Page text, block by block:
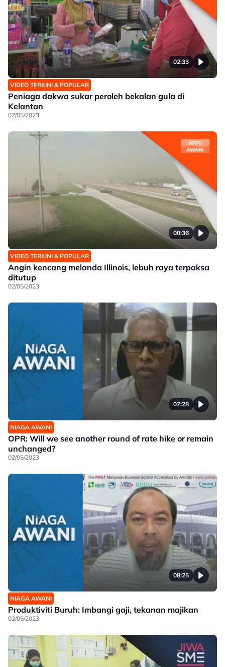
02:33
VIDEO TERKINI & POPULAR
Peniaga dakwa sukar peroleh bekalan gula di
Kelantan
02/05/2023
00:36
VIDEO TERKINI & POPULAR
Angin kencang melanda Illinois, lebuh raya terpaksa
ditutup
02/05/2023
07:28
NIAGA AWANI
OPR: Will we see another round of rate hike or remain
unchanged?
02/05/2023
08:25
NIAGA AWANI
Produktiviti Buruh: Imbangi gaji, tekanan majikan
02/05/2023